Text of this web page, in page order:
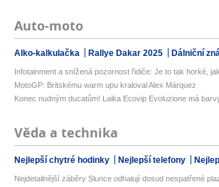
Auto-moto
Alko-kalkulačka Rallye Dakar 2025 Dálniční
Infotainment a snížená pozornost řidiče: Je to tak horké,
MotoGP: Britskému warm upu kraloval Alex Márquez
Konec nudným ducatům! Laika Ecovip Evoluzione má
Věda a technika
Nejlepší chytré hodinky Nejlepší telefony
Nejdetailnější záběry Slunce odhalují dosud nespatřené